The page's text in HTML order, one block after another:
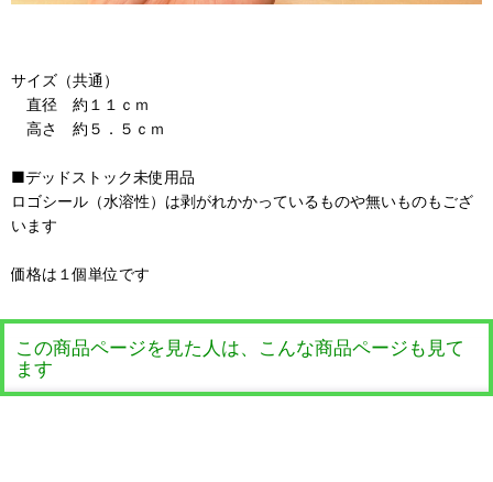
サイズ（共通）
直径 約１１ｃｍ
高さ 約５．５ｃｍ
■デッドストック未使用品
ロゴシール（水溶性）は剥がれかかっているものや無いものもござ
います
価格は１個単位です
この商品ページを見た人は、こんな商品ページも見て
ます